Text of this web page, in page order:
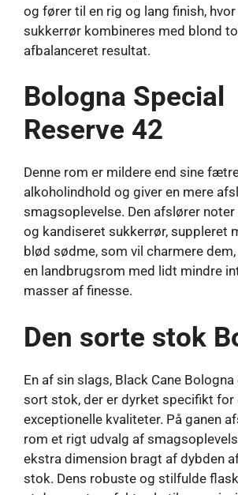
og fører til en rig og lang finish,
sukkerrør kombineres med blond
afbalanceret resultat.
Bologna Special
Reserve 42
Denne rom er mildere end sine
alkoholindhold og giver en mere
smagsoplevelse. Den afslører
og kandiseret sukkerrør, suppleret
blød sødme, som vil charmere
en landbrugsrom med lidt mindre
masser af finesse.
Den sorte stok
En af sin slags, Black Cane
sort stok, der er dyrket specifikt for
exceptionelle kvaliteter. På ganen
rom et rigt udvalg af
ekstra dimension bragt af dybden
stok. Dens robuste og stilfulde